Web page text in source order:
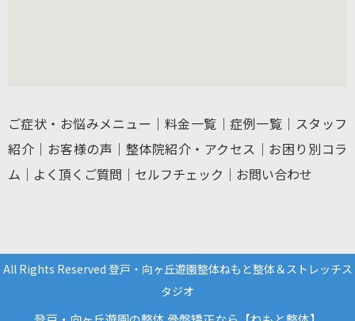
ご症状・お悩みメニュー ｜ 料金一覧 ｜症例一覧 ｜ スタッフ
紹介 ｜ お客様の声 ｜ 整体院紹介・アクセス ｜ お困り別コラ
ム ｜ よく頂くご質問 ｜ セルフチェック ｜ お問い合わせ
All Rights Reserved 登戸・向ヶ丘遊園整体ねもと整体＆ストレッチス
タジオ